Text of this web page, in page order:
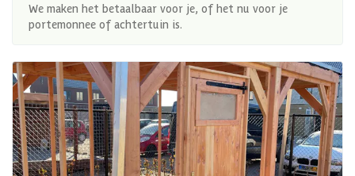
We maken het betaalbaar voor je, of het nu voor je
portemonnee of achtertuin is.